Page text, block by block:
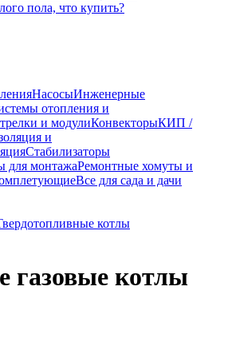
пола, что купить?
НасосыИнженерные
отопления и
и модулиКонвекторыКИП /
и
Стабилизаторы
для монтажаРемонтные хомуты и
Все для сада и дачи
котлы
газовые котлы